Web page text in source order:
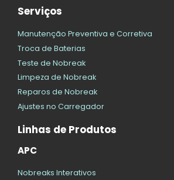
Serviços
Manutenção Preventiva e Corretiva
Troca de Baterias
Teste de Nobreak
Limpeza de Nobreak
Reparos de Nobreak
Ajustes no Carregador
Linhas de Produtos
APC
Nobreaks Interativos